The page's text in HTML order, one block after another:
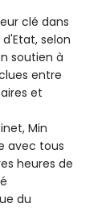
clé dans
selon
soutien à
entre
et
Min
avec tous
heures de
du